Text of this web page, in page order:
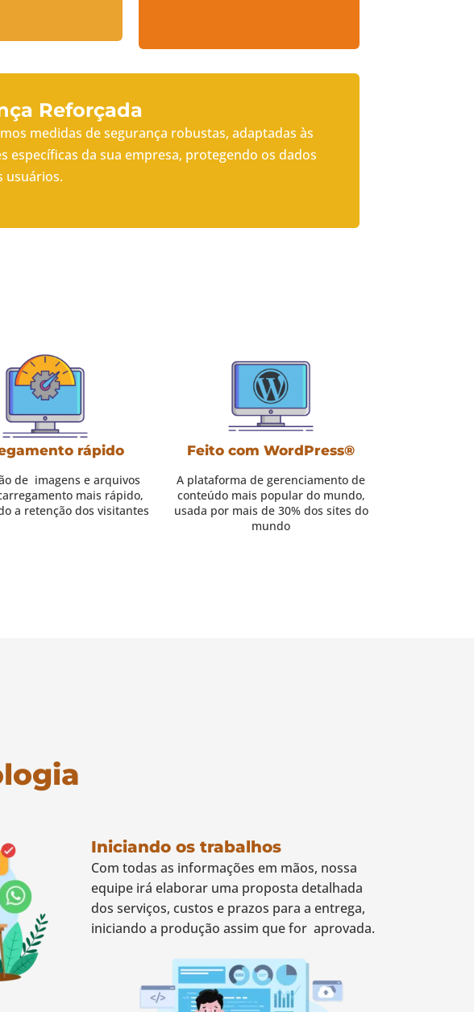
Reforçada
medidas de segurança robustas, adaptadas às
específicas da sua empresa, protegendo os dados
usuários.
rápido
de imagens e arquivos
mais rápido,
a retenção dos visitantes
Feito com WordPress®
A plataforma de gerenciamento de
conteúdo mais popular do mundo,
usada por mais de 30% dos sites do
mundo
Iniciando os trabalhos
Com todas as informações em mãos, nossa
equipe irá elaborar uma proposta detalhada
dos serviços, custos e prazos para a entrega,
iniciando a produção assim que for aprovada.